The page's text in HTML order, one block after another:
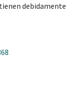
debidamente